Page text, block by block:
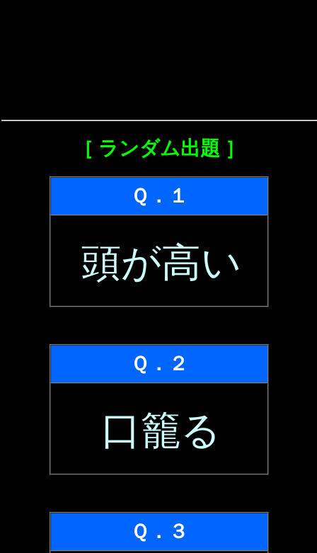
［ ランダム出題 ］
Ｑ．１
頭が高い
Ｑ．２
口籠る
Ｑ．３